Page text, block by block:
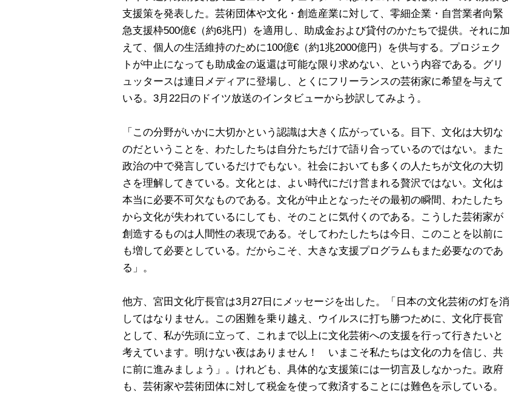
支援策を発表した。芸術団体や文化・創造産業に対して、零細企業・自営業者向緊
急支援枠500億€（約6兆円）を適用し、助成金および貸付のかたちで提供。それに加
えて、個人の生活維持のために100億€（約1兆2000億円）を供与する。プロジェク
トが中止になっても助成金の返還は可能な限り求めない、という内容である。グリ
ュッタースは連日メディアに登場し、とくにフリーランスの芸術家に希望を与えて
いる。3月22日のドイツ放送のインタビューから抄訳してみよう。
「この分野がいかに大切かという認識は大きく広がっている。目下、文化は大切な
のだということを、わたしたちは自分たちだけで語り合っているのではない。また
政治の中で発言しているだけでもない。社会においても多くの人たちが文化の大切
さを理解してきている。文化とは、よい時代にだけ営まれる贅沢ではない。文化は
本当に必要不可欠なものである。文化が中止となったその最初の瞬間、わたしたち
から文化が失われているにしても、そのことに気付くのである。こうした芸術家が
創造するものは人間性の表現である。そしてわたしたちは今日、このことを以前に
も増して必要としている。だからこそ、大きな支援プログラムもまた必要なのであ
る」。
他方、宮田文化庁長官は3月27日にメッセージを出した。「日本の文化芸術の灯を消
してはなりません。この困難を乗り越え、ウイルスに打ち勝つために、文化庁長官
として、私が先頭に立って、これまで以上に文化芸術への支援を行って行きたいと
考えています。明けない夜はありません！ いまこそ私たちは文化の力を信じ、共
に前に進みましょう」。けれども、具体的な支援策には一切言及しなかった。政府
も、芸術家や芸術団体に対して税金を使って救済することには難色を示している。